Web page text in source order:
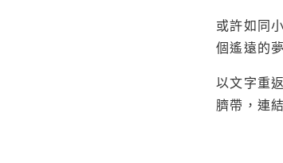
或許如同
個遙遠的
以文字重
臍帶，連